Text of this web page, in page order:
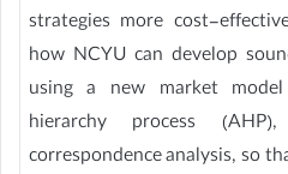
strategies more cost-
how NCYU can develop
using a new market
hierarchy process
correspondence analysis, so